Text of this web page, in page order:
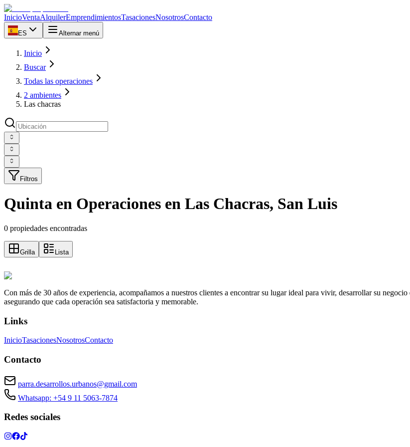
InicioVentaAlquilerEmprendimientosTasacionesNosotrosContacto
ES Alternar menú
Inicio
Buscar
Todas las operaciones
2 ambientes
Las chacras
Filtros
Quinta en Operaciones en Las Chacras, San Luis
0 propiedades encontradas
Grilla Lista
Con más de 30 años de experiencia, acompañamos a nuestros clientes a encontrar su lugar ideal para vivir, desarrollar su
asegurando que cada operación sea satisfactoria y memorable.
Links
InicioTasacionesNosotrosContacto
Contacto
parra.desarrollos.urbanos@gmail.com
Whatsapp: +54 9 11 5063-7874
Redes sociales